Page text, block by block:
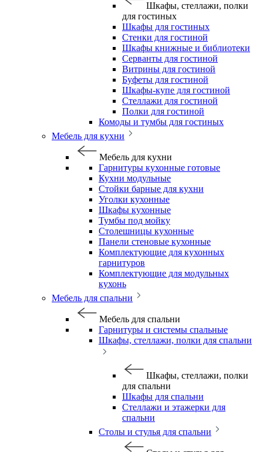
Шкафы, стеллажи, полки
для гостиных
Шкафы для гостиных
Стенки для гостиной
Шкафы книжные и библиотеки
Серванты для гостиной
Витрины для гостиной
Буфеты для гостиной
Шкафы-купе для гостиной
Стеллажи для гостиной
Полки для гостиной
Комоды и тумбы для гостиных
Мебель для кухни
Мебель для кухни
Гарнитуры кухонные готовые
Кухни модульные
Стойки барные для кухни
Уголки кухонные
Шкафы кухонные
Тумбы под мойку
Столешницы кухонные
Панели стеновые кухонные
Комплектующие для кухонных
гарнитуров
Комплектующие для модульных
кухонь
Мебель для спальни
Мебель для спальни
Гарнитуры и системы спальные
Шкафы, стеллажи, полки для спальни
Шкафы, стеллажи, полки
для спальни
Шкафы для спальни
Стеллажи и этажерки для
спальни
Столы и стулья для спальни